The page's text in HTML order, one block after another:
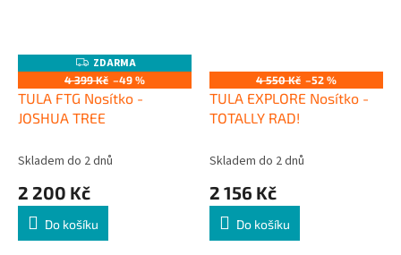
Z
D
A
R
M
A
ZDARMA
4 399 Kč –49 %
TULA FTG Nosítko -
JOSHUA TREE
Skladem do 2 dnů
2 200 Kč
Do košíku
4 550 Kč –52 %
TULA EXPLORE Nosítko -
TOTALLY RAD!
Skladem do 2 dnů
2 156 Kč
Do košíku